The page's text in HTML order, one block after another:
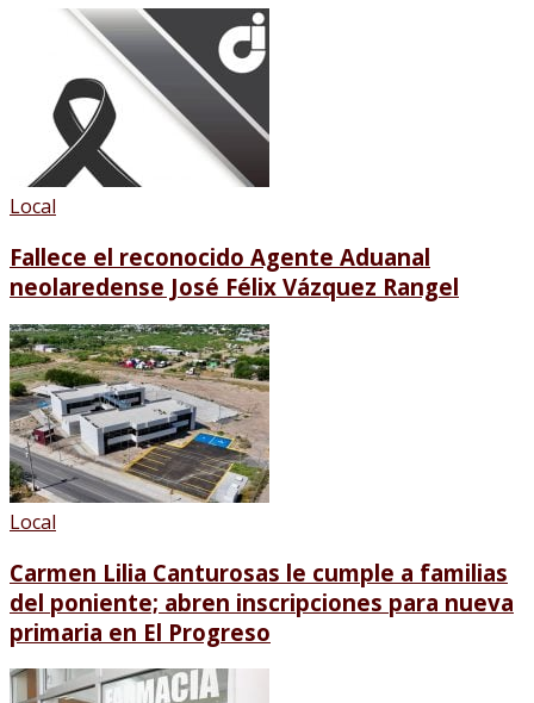
Local
Fallece el reconocido Agente Aduanal
neolaredense José Félix Vázquez Rangel
Local
Carmen Lilia Canturosas le cumple a familias
del poniente; abren inscripciones para nueva
primaria en El Progreso